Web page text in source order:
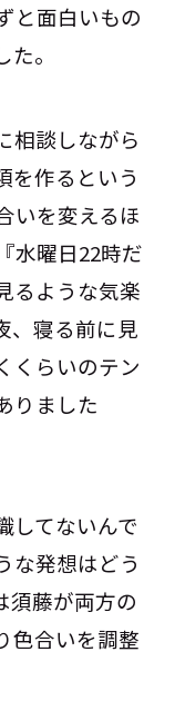
と面白いもの
。
相談しながら
を作るという
いを変えるほ
水曜日22時だ
るような気楽
、寝る前に見
くらいのテン
りました
してないんで
な発想はどう
須藤が両方の
色合いを調整